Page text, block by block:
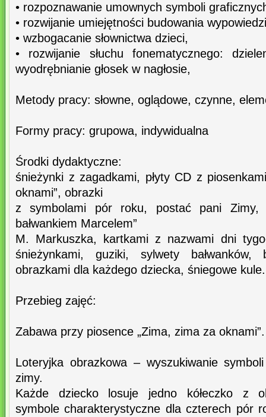
• rozpoznawanie umownych symboli
• rozwijanie umiejętności budowania
• wzbogacanie słownictwa dzieci,
• rozwijanie słuchu fonematycznego:
wyodrębnianie głosek w nagłosie,
Metody pracy: słowne, oglądowe, czynne,
Formy pracy: grupowa, indywidualna
Środki dydaktyczne:
śnieżynki z zagadkami, płyty CD z
oknami”, obrazki
z symbolami pór roku, postać pani Zimy,
bałwankiem Marcelem”
M. Markuszka, kartkami z nazwami dni
śnieżynkami, guziki, sylwety
obrazkami dla każdego dziecka, śniegowe kule.
Przebieg zajęć:
Zabawa przy piosence „Zima, zima za oknami”.
Loteryjka obrazkowa – wyszukiwanie
zimy.
Każde dziecko losuje jedno kółeczko z
symbole charakterystyczne dla czterech pór